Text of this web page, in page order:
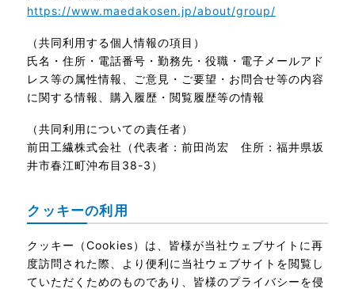
https://www.maedakosen.jp/about/group/
（共同利用する個人情報の項目）
氏名・住所・電話番号・勤務先・役職・電子メールアド
レス等の属性情報、ご意見・ご要望・お問合せ等の内容
に関する情報、購入履歴・閲覧履歴等の情報
（共同利用についての責任者）
前田工繊株式会社（代表者：前田尚宏 住所：福井県坂
井市春江町沖布目38-3）
クッキーの利用
クッキー（Cookies）は、皆様が当社ウェブサイトに再
度訪問された際、より便利に当社ウェブサイトを閲覧し
ていただくためのものであり、皆様のプライバシーを侵